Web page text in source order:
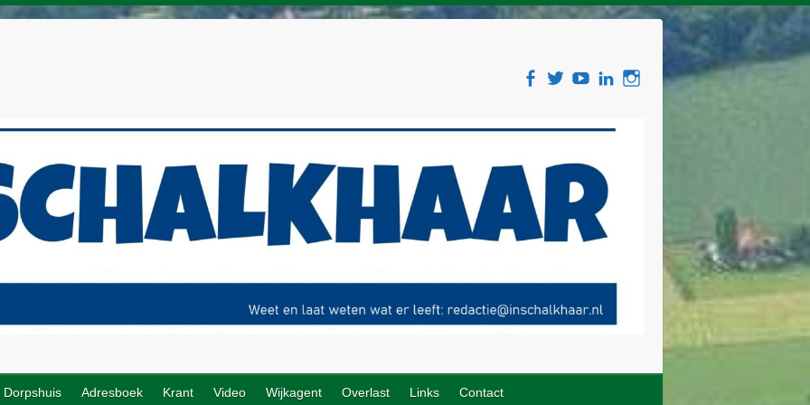
Dorpshuis Adresboek Krant Video Wijkagent Overlast Links Contact